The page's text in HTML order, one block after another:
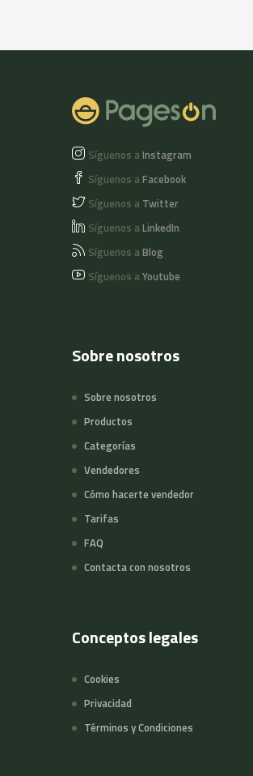
Síguenos aInstagram
Síguenos aFacebook
Síguenos a Twitter
Síguenos aLinkedIn
Síguenos aBlog
Síguenos aYoutube
Sobre nosotros
Sobre nosotros
Productos
Categorías
Vendedores
Cómo hacerte vendedor
Tarifas
FAQ
Contacta con nosotros
Conceptos legales
Cookies
Privacidad
Términos y Condiciones